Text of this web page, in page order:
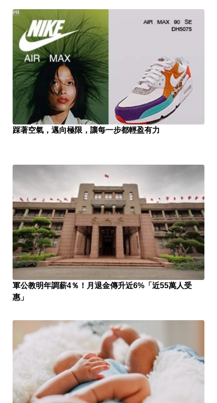
踩著空氣，邁向極限，讓每一步都輕盈有力
PR
軍公教明年調薪4％！月退金傳升近6%「近55萬人受
惠」